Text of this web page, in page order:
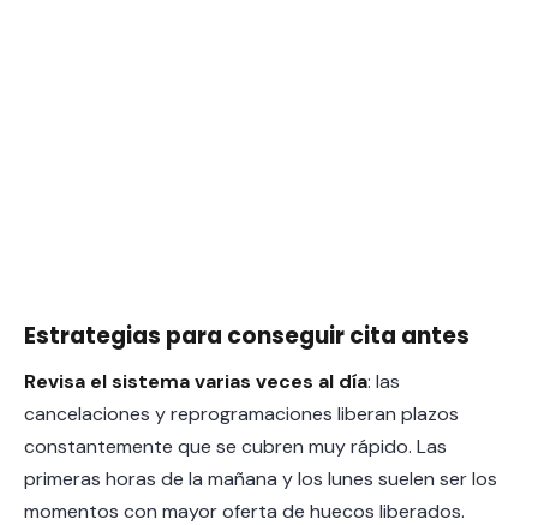
Estrategias para conseguir cita antes
Revisa el sistema varias veces al día: las
cancelaciones y reprogramaciones liberan plazos
constantemente que se cubren muy rápido. Las
primeras horas de la mañana y los lunes suelen ser los
momentos con mayor oferta de huecos liberados.